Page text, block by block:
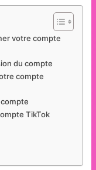
votre compte
du compte
compte
TikTok